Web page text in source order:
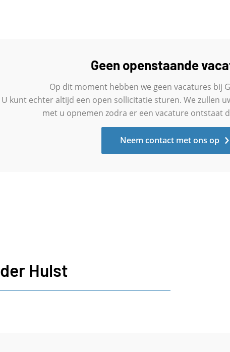
Geen openstaande
Op dit moment hebben we geen vacatures bij
U kunt echter altijd een open sollicitatie sturen. We zullen
met u opnemen zodra er een vacature ontstaat
Neem contact met ons op
der Hulst